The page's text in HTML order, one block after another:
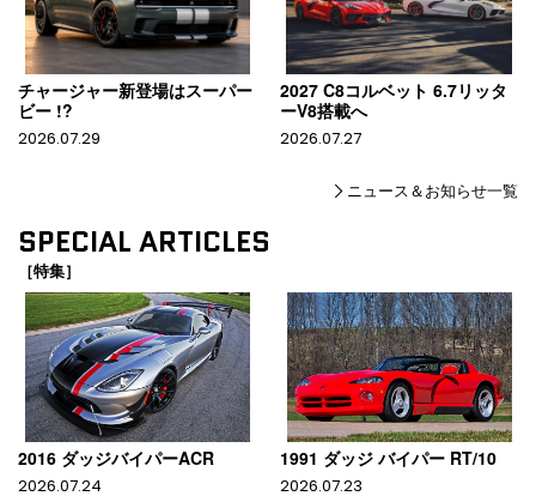
チャージャー新登場はスーパー
ビー !?
2026.07.29
2027 C8コルベット 6.7リッタ
ーV8搭載へ
2026.07.27
ニュース＆お知らせ一覧
SPECIAL ARTICLES
［特集］
2016 ダッジバイパーACR
2026.07.24
1991 ダッジ バイパー RT/10
2026.07.23